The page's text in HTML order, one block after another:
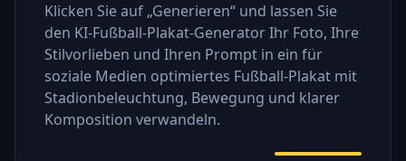
Klicken Sie auf „Generieren“ und lassen Sie
den KI-Fußball-Plakat-Generator Ihr Foto, Ihre
Stilvorlieben und Ihren Prompt in ein für
soziale Medien optimiertes Fußball-Plakat mit
Stadionbeleuchtung, Bewegung und klarer
Komposition verwandeln.